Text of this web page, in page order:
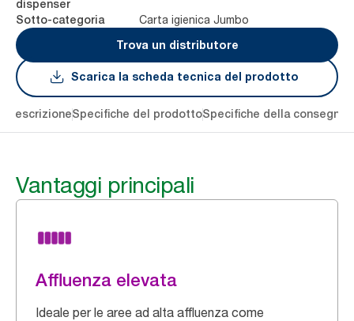
dispenser
Sotto-categoria
Carta igienica Jumbo
Trova un distributore
Scarica la scheda tecnica del prodotto
DescrizioneSpecifiche del prodottoSpecifiche della consegna
Vantaggi principali
Affluenza elevata
Ideale per le aree ad alta affluenza come